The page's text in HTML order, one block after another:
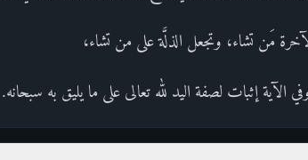
مَن تشاء، وتجعل الذلَّة على من تشاء،
إثبات لصفة اليد لله تعالى على ما يليق به سبحانه.